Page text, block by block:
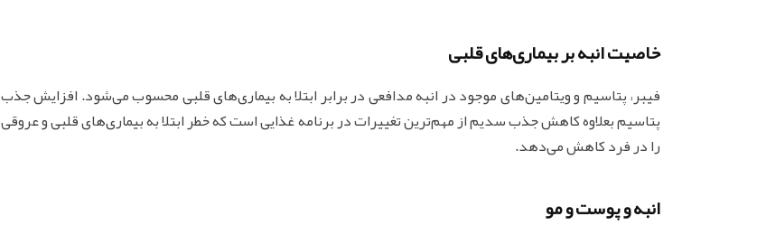
خاصیت انبه بر بیماری‌های قلبی
فیبر، پتاسیم و ویتامین‌های موجود در انبه مدافعی در برابر ابتلا به بیماری‌های قلبی محسوب می‌شود. افزایش جذب
پتاسیم بعلاوه کاهش جذب سدیم از مهم‌ترین تغییرات در برنامه غذایی است که خطر ابتلا به بیماری‌های قلبی و عروقی
را در فرد کاهش می‌دهد.
انبه و پوست و مو